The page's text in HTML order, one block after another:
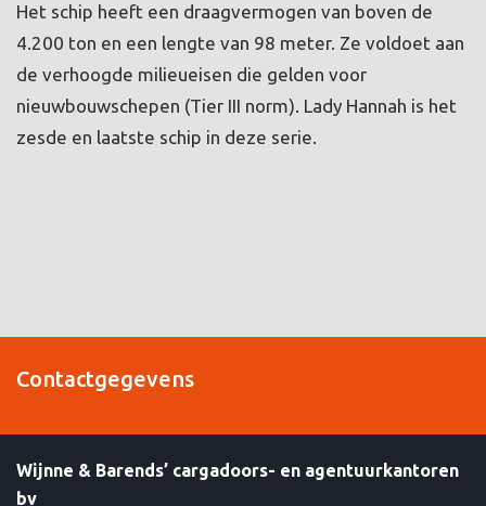
Het schip heeft een draagvermogen van boven de
4.200 ton en een lengte van 98 meter. Ze voldoet aan
de verhoogde milieueisen die gelden voor
nieuwbouwschepen (Tier III norm). Lady Hannah is het
zesde en laatste schip in deze serie.
Contactgegevens
Wijnne & Barends’ cargadoors- en agentuurkantoren
bv